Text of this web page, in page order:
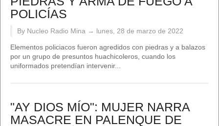
POLICÍAS
By Nucleo Radio Mina → lunes, 28 de marzo de 2022
Elementos policiacos fueron agredidos con piedras y a balazos
por un grupo de presuntos huachicoleros, cuando los
uniformados pretendían intervenir...
"AY DIOS MÍO": MUJER NARRA
MASACRE EN PALENQUE DE